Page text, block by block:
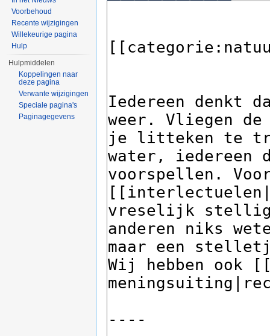
Voorbehoud
Recente wijzigingen
Willekeurige pagina
Hulp
Hulpmiddelen
Koppelingen naar
deze pagina
Verwante wijzigingen
Speciale pagina's
Paginagegevens